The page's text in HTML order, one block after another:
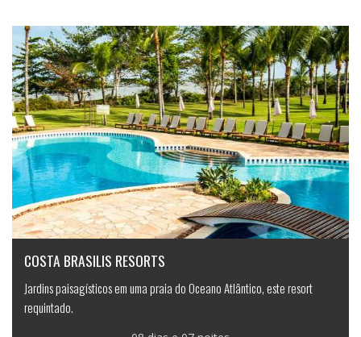
COSTA BRASILIS RESORTS
Jardins paisagísticos em uma praia do Oceano Atlântico, este resort
requintado.